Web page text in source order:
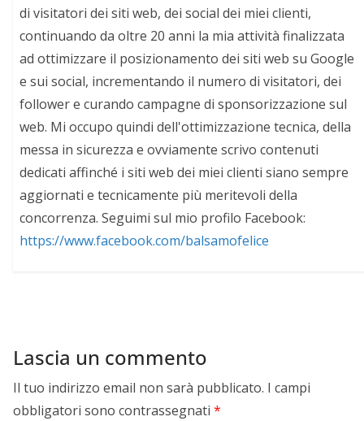
di visitatori dei siti web, dei social dei miei clienti,
continuando da oltre 20 anni la mia attività finalizzata
ad ottimizzare il posizionamento dei siti web su Google
e sui social, incrementando il numero di visitatori, dei
follower e curando campagne di sponsorizzazione sul
web. Mi occupo quindi dell'ottimizzazione tecnica, della
messa in sicurezza e ovviamente scrivo contenuti
dedicati affinché i siti web dei miei clienti siano sempre
aggiornati e tecnicamente più meritevoli della
concorrenza. Seguimi sul mio profilo Facebook:
https://www.facebook.com/balsamofelice
Lascia un commento
Il tuo indirizzo email non sarà pubblicato. I campi
obbligatori sono contrassegnati *